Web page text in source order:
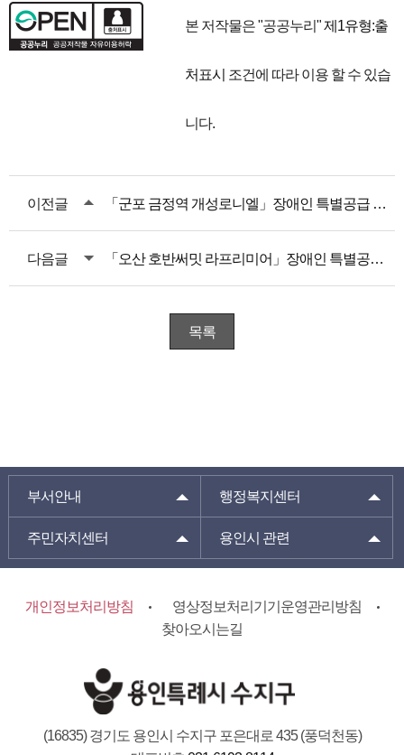
본 저작물은 "공공누리"제1유형:출
처표시 조건에 따라 이용 할 수 있습
니다.
이전글 「군포 금정역 개성로니엘」장애인 특별공급 안내
다음글 「오산 호반써밋 라프리미어」장애인 특별공급 안내
목록
부서안내 행정복지센터
주민자치센터 용인시 관련
개인정보처리방침
영상정보처리기기운영관리방침
찾아오시는길
(16835) 경기도 용인시 수지구 포은대로 435 (풍덕천동)